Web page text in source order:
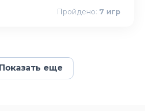
Пройдено: 7 игр
Показать еще